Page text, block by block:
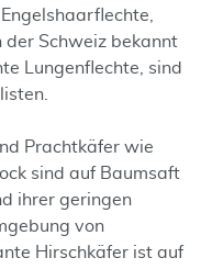
der Schweiz bekannt
Lungenflechte, sind
Prachtkäfer wie
sind auf Baumsaft
ihrer geringen
von
Hirschkäfer ist auf